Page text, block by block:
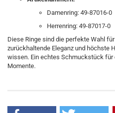
Damenring: 49-87016-0
Herrenring: 49-87017-0
Diese Ringe sind die perfekte Wahl
zurückhaltende Eleganz und höchste
wissen. Ein echtes Schmuckstück für
Momente.